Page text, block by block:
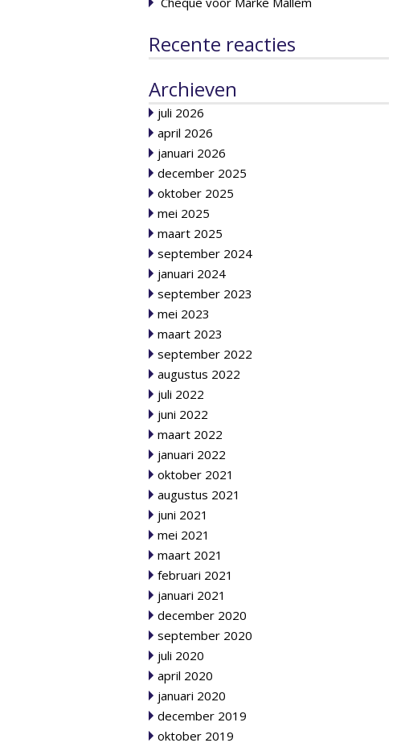
Recente reacties
Archieven
juli 2026
april 2026
januari 2026
december 2025
oktober 2025
mei 2025
maart 2025
september 2024
januari 2024
september 2023
mei 2023
maart 2023
september 2022
augustus 2022
juli 2022
juni 2022
maart 2022
januari 2022
oktober 2021
augustus 2021
juni 2021
mei 2021
maart 2021
februari 2021
januari 2021
december 2020
september 2020
juli 2020
april 2020
januari 2020
december 2019
oktober 2019